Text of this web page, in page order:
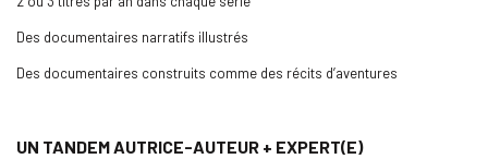
Des documentaires narratifs illustrés
Des documentaires construits comme des récits d’aventures
UN TANDEM AUTRICE-AUTEUR + EXPERT(E)